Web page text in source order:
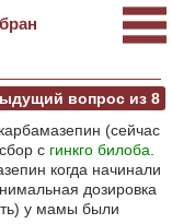
вопрос из 8
(сейчас
с гинкго билоба
когда начинали
дозировка
у мамы были